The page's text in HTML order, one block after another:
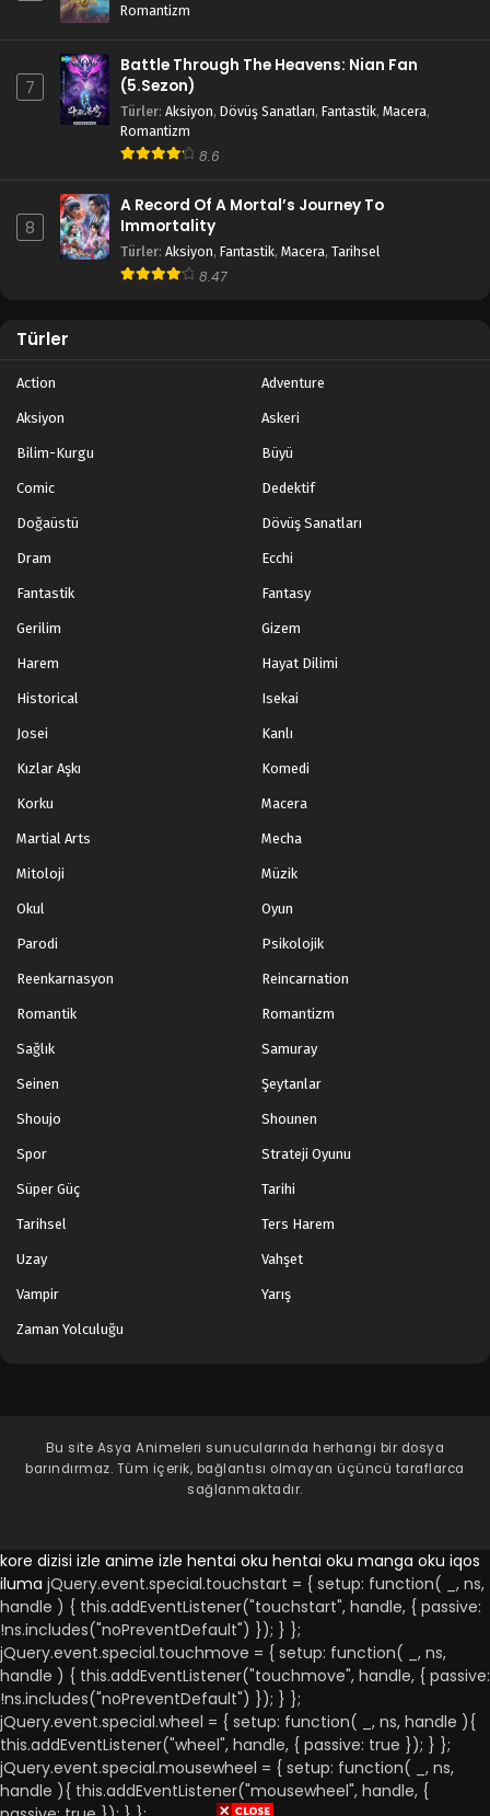
Romantizm
7
Battle Through The Heavens: Nian Fan
(5.Sezon)
Türler: Aksiyon, Dövüş Sanatları, Fantastik, Macera,
Romantizm
8.6
8
A Record Of A Mortal’s Journey To
Immortality
Türler: Aksiyon, Fantastik, Macera, Tarihsel
8.47
Türler
Action Adventure
Aksiyon Askeri
Bilim-Kurgu Büyü
Comic Dedektif
Doğaüstü Dövüş Sanatları
Dram Ecchi
Fantastik Fantasy
Gerilim Gizem
Harem Hayat Dilimi
Historical Isekai
Josei Kanlı
Kızlar Aşkı Komedi
Korku Macera
Martial Arts Mecha
Mitoloji Müzik
Okul Oyun
Parodi Psikolojik
Reenkarnasyon Reincarnation
Romantik Romantizm
Sağlık Samuray
Seinen Şeytanlar
Shoujo Shounen
Spor Strateji Oyunu
Süper Güç Tarihi
Tarihsel Ters Harem
Uzay Vahşet
Vampir Yarış
Zaman Yolculuğu
Bu site Asya Animeleri sunucularında herhangi bir dosya
barındırmaz. Tüm içerik, bağlantısı olmayan üçüncü taraflarca
sağlanmaktadır.
kore dizisi izle anime izle hentai oku hentai oku manga oku iqos
iluma jQuery.event.special.touchstart = { setup: function( _, ns,
handle ) { this.addEventListener("touchstart", handle, { passive:
!ns.includes("noPreventDefault") }); } };
jQuery.event.special.touchmove = { setup: function( _, ns,
handle ) { this.addEventListener("touchmove", handle, { passive:
!ns.includes("noPreventDefault") }); } };
jQuery.event.special.wheel = { setup: function( _, ns, handle ){
this.addEventListener("wheel", handle, { passive: true }); } };
jQuery.event.special.mousewheel = { setup: function( _, ns,
handle ){ this.addEventListener("mousewheel", handle, {